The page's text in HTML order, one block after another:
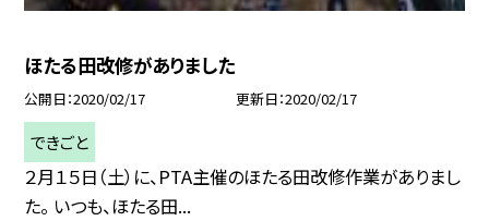
ほたる田改修がありました
公開日 2020/02/17 更新日 2020/02/17
できごと
２月１５日（土）に、PTA主催のほたる田改修作業がありまし
た。 いつも、ほたる田...